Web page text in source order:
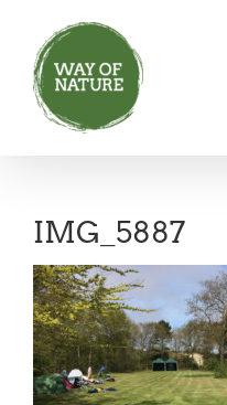
inhoud
IMG_5887